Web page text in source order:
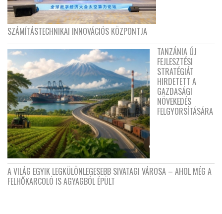
SZÁMÍTÁSTECHNIKAI INNOVÁCIÓS KÖZPONTJA
TANZÁNIA ÚJ
FEJLESZTÉSI
STRATÉGIÁT
HIRDETETT A
GAZDASÁGI
NÖVEKEDÉS
FELGYORSÍTÁSÁRA
A VILÁG EGYIK LEGKÜLÖNLEGESEBB SIVATAGI VÁROSA – AHOL MÉG A
FELHŐKARCOLÓ IS AGYAGBÓL ÉPÜLT